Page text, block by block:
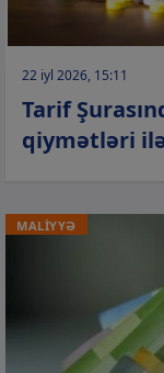
22 iyl 2026, 15:11
Tarif
qiymətləri
MALİYYƏ